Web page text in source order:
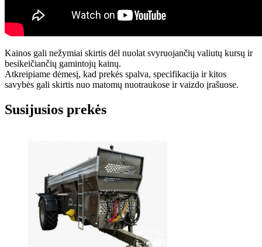
Kainos gali nežymiai skirtis dėl nuolat svyruojančių valiutų kursų ir
besikeičiančių gamintojų kainų.
Atkreipiame dėmesį, kad prekės spalva, specifikacija ir kitos
savybės gali skirtis nuo matomų nuotraukose ir vaizdo įrašuose.
Susijusios prekės